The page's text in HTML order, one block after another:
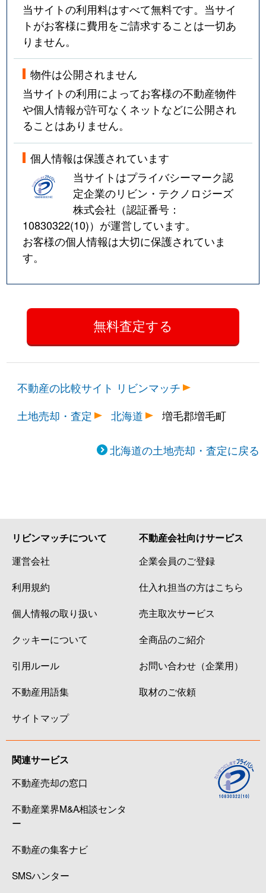
当サイトの利用料はすべて無料です。当サイ
トがお客様に費用をご請求することは一切あ
りません。
物件は公開されません
当サイトの利用によってお客様の不動産物件
や個人情報が許可なくネットなどに公開され
ることはありません。
個人情報は保護されています
当サイトはプライバシーマーク認
定企業のリビン・テクノロジーズ
株式会社（認証番号：
10830322(10)）が運営しています。
お客様の個人情報は大切に保護されていま
す。
不動産の比較サイト リビンマッチ
土地売却・査定
北海道 増毛郡増毛町
北海道の土地売却・査定に戻る
リビンマッチについて
運営会社
利用規約
個人情報の取り扱い
クッキーについて
引用ルール
不動産用語集
サイトマップ
不動産会社向けサービス
企業会員のご登録
仕入れ担当の方はこちら
売主取次サービス
全商品のご紹介
お問い合わせ（企業用）
取材のご依頼
関連サービス
不動産売却の窓口
不動産業界M&A相談センタ
ー
不動産の集客ナビ
SMSハンター